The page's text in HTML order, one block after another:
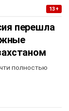
13+
перешла
полностью